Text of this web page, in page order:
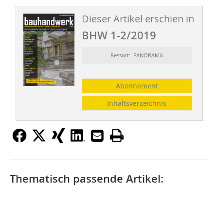
Dieser Artikel erschien in
BHW 1-2/2019
Ressort: PANORAMA
Abonnement
Inhaltsverzeichnis
Thematisch passende Artikel: